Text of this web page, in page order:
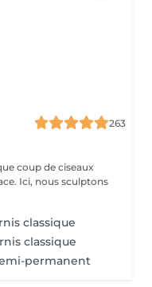
263
coup de ciseaux
Ici, nous sculptons
classique
classique
permanent